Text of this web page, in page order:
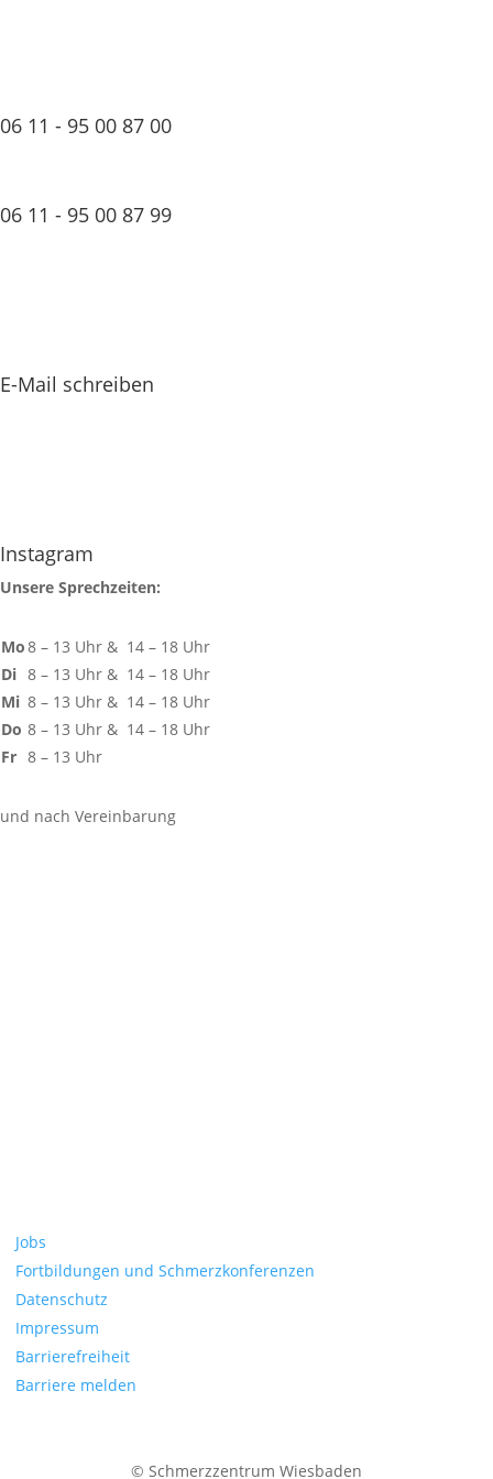
06 11 - 95 00 87 00
06 11 - 95 00 87 99
E-Mail schreiben
Instagram
Unsere Sprechzeiten:
Mo8 – 13 Uhr & 14 – 18 Uhr
Di 8 – 13 Uhr & 14 – 18 Uhr
Mi 8 – 13 Uhr & 14 – 18 Uhr
Do 8 – 13 Uhr & 14 – 18 Uhr
Fr 8 – 13 Uhr
und nach Vereinbarung
Jobs
Fortbildungen und Schmerzkonferenzen
Datenschutz
Impressum
Barrierefreiheit
Barriere melden
© Schmerzzentrum Wiesbaden